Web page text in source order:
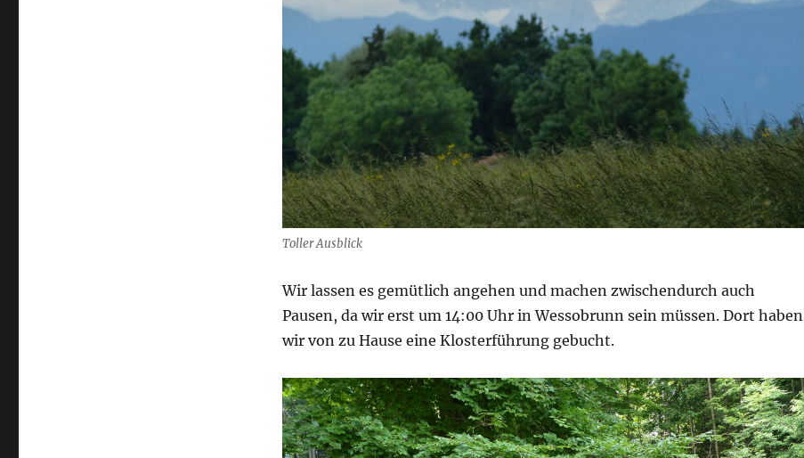
Toller Ausblick
Wir lassen es gemütlich angehen und machen zwischendurch auch
Pausen, da wir erst um 14:00 Uhr in Wessobrunn sein müssen. Dort haben
wir von zu Hause eine Klosterführung gebucht.